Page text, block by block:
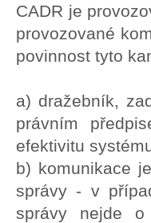
CADR je
provozované
povinnost tyto
a) dražebník,
právním
efektivitu
b) komunikace
správy - v
správy nejde